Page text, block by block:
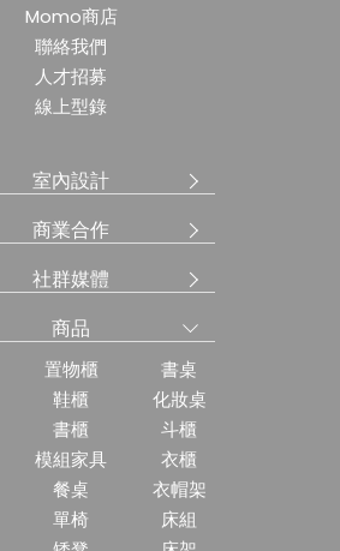
Momo商店
聯絡我們
人才招募
線上型錄
室內設計
商業合作
社群媒體
商品
置物櫃
鞋櫃
書櫃
模組家具
餐桌
單椅
書桌
化妝桌
斗櫃
衣櫃
衣帽架
床組